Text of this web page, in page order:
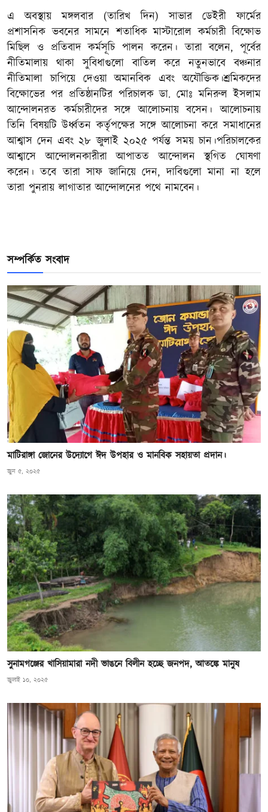
এ অবস্থায় মঙ্গলবার (তারিখ দিন) সাভার ডেইরী ফার্মের
প্রশাসনিক ভবনের সামনে শতাধিক মাস্টারোল কর্মচারী বিক্ষোভ
মিছিল ও প্রতিবাদ কর্মসূচি পালন করেন। তারা বলেন, পূর্বের
নীতিমালায় থাকা সুবিধাগুলো বাতিল করে নতুনভাবে বঞ্চনার
নীতিমালা চাপিয়ে দেওয়া অমানবিক এবং অযৌক্তিক।শ্রমিকদের
বিক্ষোভের পর প্রতিষ্ঠানটির পরিচালক ডা. মোঃ মনিরুল ইসলাম
আন্দোলনরত কর্মচারীদের সঙ্গে আলোচনায় বসেন। আলোচনায়
তিনি বিষয়টি উর্ধ্বতন কর্তৃপক্ষের সঙ্গে আলোচনা করে সমাধানের
আশ্বাস দেন এবং ২৮ জুলাই ২০২৫ পর্যন্ত সময় চান।পরিচালকের
আশ্বাসে আন্দোলনকারীরা আপাতত আন্দোলন স্থগিত ঘোষণা
করেন। তবে তারা সাফ জানিয়ে দেন, দাবিগুলো মানা না হলে
তারা পুনরায় লাগাতার আন্দোলনের পথে নামবেন।
সম্পর্কিত সংবাদ
মাটিরাঙ্গা জোনের উদ্যােগে ঈদ উপহার ও মানবিক সহায়তা প্রদান।
জুন ৫, ২০২৫
সুনামগঞ্জের খাসিয়ামারা নদী ভাঙনে বিলীন হচ্ছে জনপদ, আতঙ্কে মানুষ
জুলাই ১০, ২০২৫